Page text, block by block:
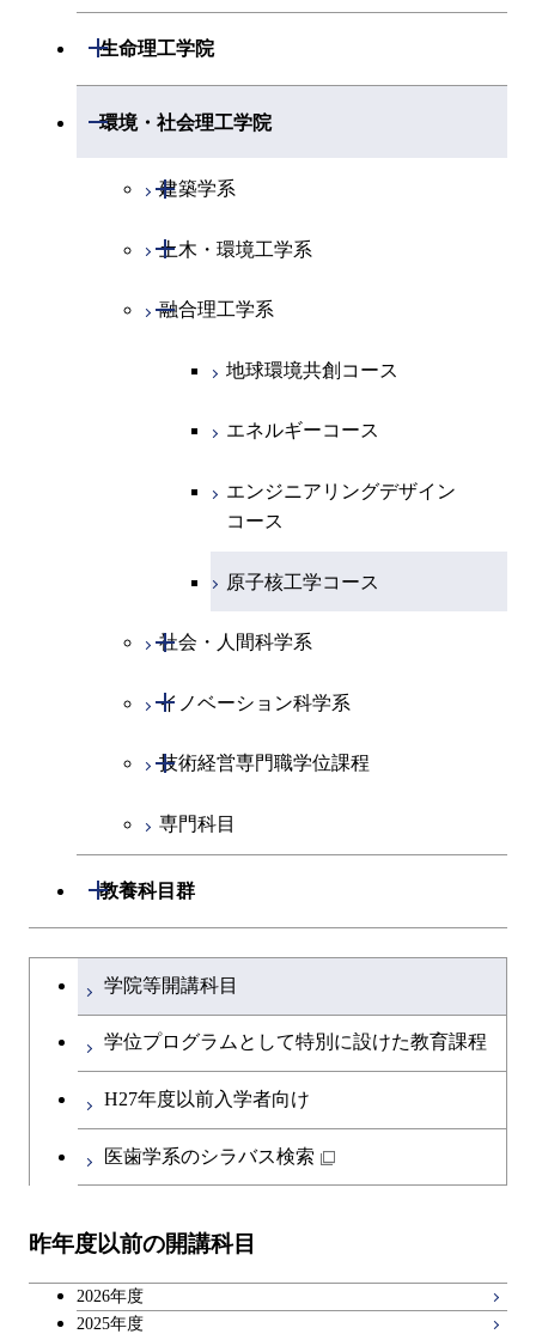
専門科目
エネルギーコース
ース
原子核工学コース
システム制御コース
電気電子系
開閉
エネルギーコース
ライフエンジニアリングコ
情報通信コース
エンジニアリングデザイン
ース
経営工学系
開閉
経営工学コース
エンジニアリングデザイン
専門科目
エネルギーコース
ース
原子核工学コース
応用化学コース
ース
原子核工学コース
専門科目
数理・計算科学系
開閉
ース
知能情報コース
生命理工学院
開閉
生命理工学系
開閉
生命理工学コース
ライフエンジニアリングコ
専門科目
環境・社会理工学院
開閉
建築学系
開閉
建築学コース
エンジニアリングデザイン
土木・環境工学系
開閉
土木工学コース
エンジニアリングデザイン
融合理工学系
開閉
地球環境共創コース
エネルギーコース
エンジニアリングデザイン
コース
原子核工学コース
社会・人間科学系
開閉
社会・人間科学コース
イノベーション科学系
開閉
イノベーション科学コース
技術経営専門職学位課程
開閉
技術経営専門職学位課程
専門科目
教養科目群
開閉
文系教養科目
英語科目
第二外国語科目
キャリア科目
大学院課程を切り替える
学院等開講科目
学位プログラムとして特別に設けた教育課程
H27年度以前入学者向け
医歯学系のシラバス検索
昨年度以前の開講科目
2026年度
2025年度